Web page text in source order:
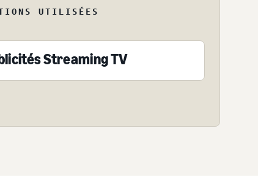
UTILISÉES
Streaming TV